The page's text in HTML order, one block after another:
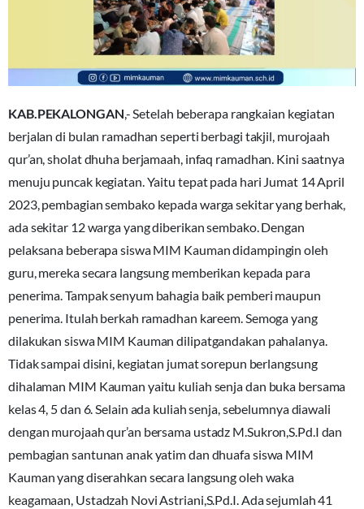
KAB.PEKALONGAN,- Setelah beberapa rangkaian kegiatan
berjalan di bulan ramadhan seperti berbagi takjil, murojaah
qur’an, sholat dhuha berjamaah, infaq ramadhan. Kini saatnya
menuju puncak kegiatan. Yaitu tepat pada hari Jumat 14 April
2023, pembagian sembako kepada warga sekitar yang berhak,
ada sekitar 12 warga yang diberikan sembako. Dengan
pelaksana beberapa siswa MIM Kauman didampingin oleh
guru, mereka secara langsung memberikan kepada para
penerima. Tampak senyum bahagia baik pemberi maupun
penerima. Itulah berkah ramadhan kareem. Semoga yang
dilakukan siswa MIM Kauman dilipatgandakan pahalanya.
Tidak sampai disini, kegiatan jumat sorepun berlangsung
dihalaman MIM Kauman yaitu kuliah senja dan buka bersama
kelas 4, 5 dan 6. Selain ada kuliah senja, sebelumnya diawali
dengan murojaah qur’an bersama ustadz M.Sukron,S.Pd.I dan
pembagian santunan anak yatim dan dhuafa siswa MIM
Kauman yang diserahkan secara langsung oleh waka
keagamaan, Ustadzah Novi Astriani,S.Pd.I. Ada sejumlah 41